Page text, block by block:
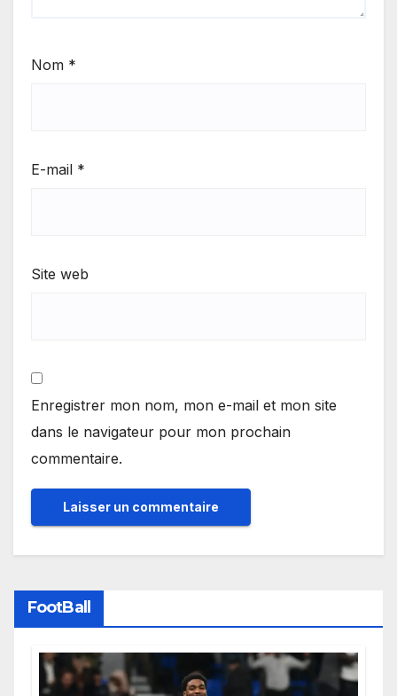
Nom *
E-mail *
Site web
Enregistrer mon nom, mon e-mail et mon site
dans le navigateur pour mon prochain
commentaire.
FootBall